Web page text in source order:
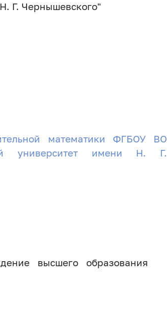
Г. Чернышевского"
математики ФГБОУ ВО
университет имени Н. Г.
высшего образования